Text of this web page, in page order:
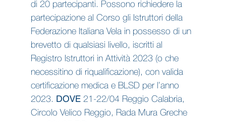
di 20 partecipanti. Possono richiedere la
partecipazione al Corso gli Istruttori della
Federazione Italiana Vela in possesso di un
brevetto di qualsiasi livello, iscritti al
Registro Istruttori in Attività 2023 (o che
necessitino di riqualificazione), con valida
certificazione medica e BLSD per l’anno
2023.
DOVE21-22/04 Reggio Calabria,
Circolo Velico Reggio, Rada Mura Greche